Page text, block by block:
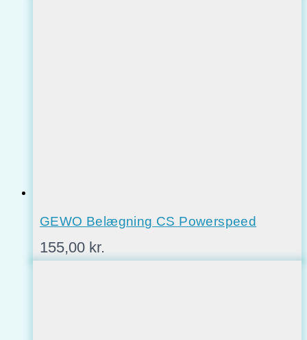
GEWO Belægning CS Powerspeed
155,00 kr.